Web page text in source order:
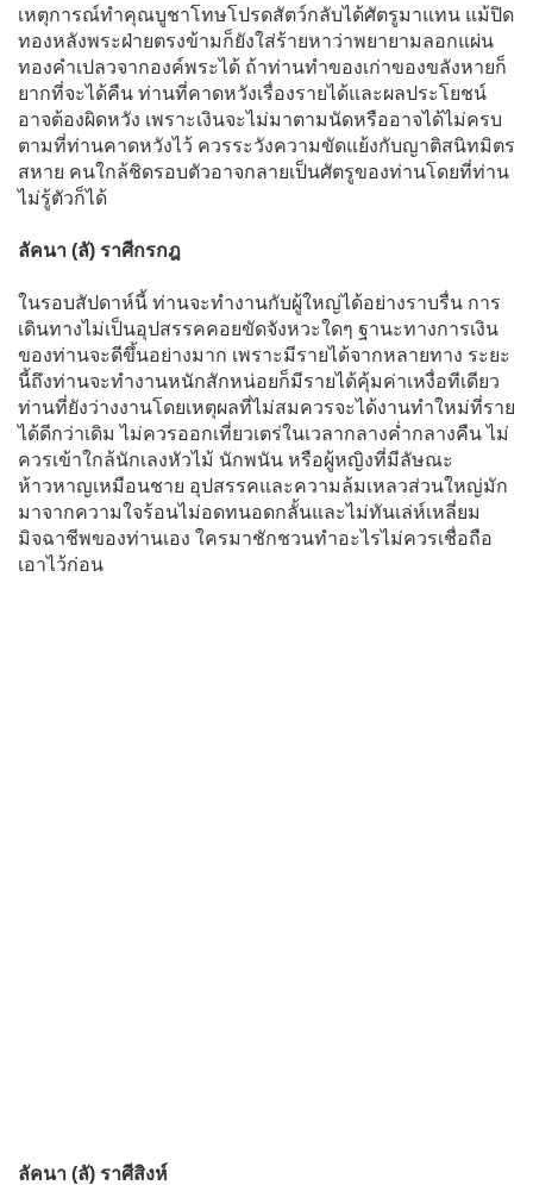
เหตุการณ์ทำคุณบูชาโทษโปรดสัตว์กลับได้ศัตรูมาแทน แม้ปิด
ทองหลังพระฝ่ายตรงข้ามก็ยังใส่ร้ายหาว่าพยายามลอกแผ่น
ทองคำเปลวจากองค์พระได้ ถ้าท่านทำของเก่าของขลังหายก็
ยากที่จะได้คืน ท่านที่คาดหวังเรื่องรายได้และผลประโยชน์
อาจต้องผิดหวัง เพราะเงินจะไม่มาตามนัดหรืออาจได้ไม่ครบ
ตามที่ท่านคาดหวังไว้ ควรระวังความขัดแย้งกับญาติสนิทมิตร
สหาย คนใกล้ชิดรอบตัวอาจกลายเป็นศัตรูของท่านโดยที่ท่าน
ไม่รู้ตัวก็ได้
ลัคนา (ลั) ราศีกรกฎ
ในรอบสัปดาห์นี้ ท่านจะทำงานกับผู้ใหญ่ได้อย่างราบรื่น การ
เดินทางไม่เป็นอุปสรรคคอยขัดจังหวะใดๆ ฐานะทางการเงิน
ของท่านจะดีขึ้นอย่างมาก เพราะมีรายได้จากหลายทาง ระยะ
นี้ถึงท่านจะทำงานหนักสักหน่อยก็มีรายได้คุ้มค่าเหงื่อทีเดียว
ท่านที่ยังว่างงานโดยเหตุผลที่ไม่สมควรจะได้งานทำใหม่ที่ราย
ได้ดีกว่าเดิม ไม่ควรออกเที่ยวเตร่ในเวลากลางค่ำกลางคืน ไม่
ควรเข้าใกล้นักเลงหัวไม้ นักพนัน หรือผู้หญิงที่มีลัษณะ
ห้าวหาญเหมือนชาย อุปสรรคและความล้มเหลวส่วนใหญ่มัก
มาจากความใจร้อนไม่อดทนอดกลั้นและไม่ทันเล่ห์เหลี่ยม
มิจฉาชีพของท่านเอง ใครมาชักชวนทำอะไรไม่ควรเชื่อถือ
เอาไว้ก่อน
ลัคนา (ลั) ราศีสิงห์